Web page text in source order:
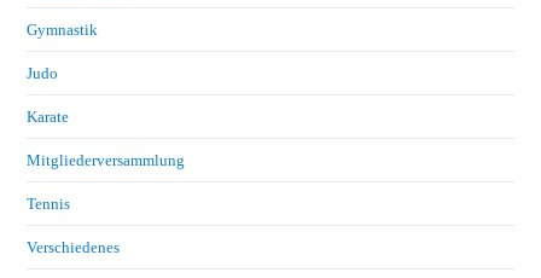
Gymnastik
Judo
Karate
Mitgliederversammlung
Tennis
Verschiedenes